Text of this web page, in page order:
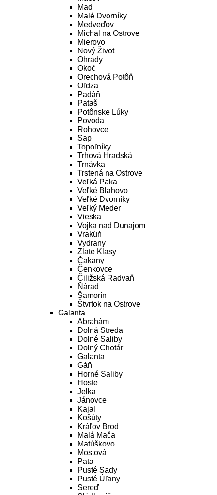
Mad
Malé Dvorníky
Medveďov
Michal na Ostrove
Mierovo
Nový Život
Ohrady
Okoč
Orechová Potôň
Oľdza
Padáň
Pataš
Potônske Lúky
Povoda
Rohovce
Sap
Topoľníky
Trhová Hradská
Trnávka
Trstená na Ostrove
Veľká Paka
Veľké Blahovo
Veľké Dvorníky
Veľký Meder
Vieska
Vojka nad Dunajom
Vrakúň
Vydrany
Zlaté Klasy
Čakany
Čenkovce
Čiližská Radvaň
Ňárad
Šamorín
Štvrtok na Ostrove
Galanta
Abrahám
Dolná Streda
Dolné Saliby
Dolný Chotár
Galanta
Gáň
Horné Saliby
Hoste
Jelka
Jánovce
Kajal
Košúty
Kráľov Brod
Malá Mača
Matúškovo
Mostová
Pata
Pusté Sady
Pusté Úľany
Sereď